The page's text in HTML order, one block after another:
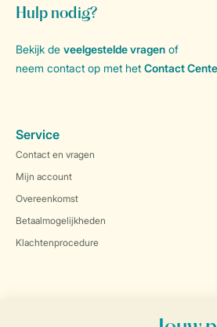
Hulp nodig?
Bekijk de veelgestelde vragen of
neem contact op met het Contact
Service
Contact en vragen
Mijn account
Overeenkomst
Betaalmogelijkheden
Klachtenprocedure